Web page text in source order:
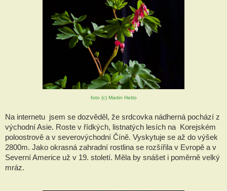
foto (c) Martin Hetto
Na internetu  jsem se dozvěděl, že srdcovka nádherná pochází z
východní Asie. Roste v řídkých, listnatých lesích na  Korejském
poloostrově a v severovýchodní Číně. Vyskytuje se až do výšek
2800m. Jako okrasná zahradní rostlina se rozšířila v Evropě a v
Severní Americe už v 19. století. Měla by snášet i poměrně velký
mráz.